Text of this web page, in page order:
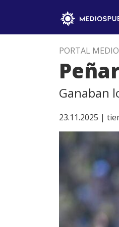
PORTAL
Ganaban
23.11.2025 |